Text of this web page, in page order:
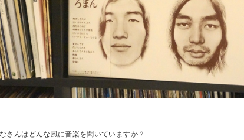
さんはどんな風に音楽を聞いていますか？